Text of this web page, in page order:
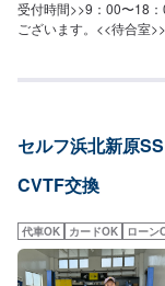
受付時間>>9：00〜18
ございます。<<待合室
セルフ浜北新原
CVTF交換
代車OK カードOK ローン